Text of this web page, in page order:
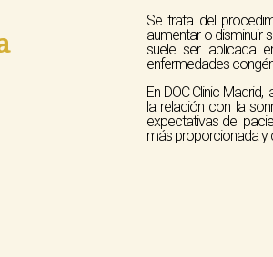
Se trata del
aumentar o disminuir
suele ser aplicada
enfermedades
En DOC Clinic Madrid,
la relación con la
expectativas del
más proporcionada y